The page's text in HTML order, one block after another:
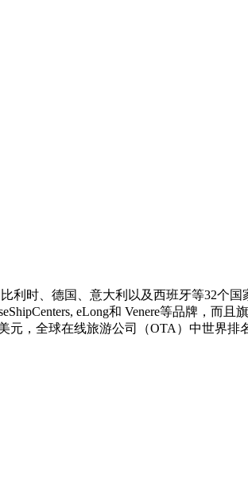
时、德国、意大利以及西班牙等32个国
eLong和 Venere等品牌，而
，全球在线旅游公司（OTA）中世界排